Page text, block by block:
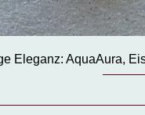
Eleganz: AquaAura,